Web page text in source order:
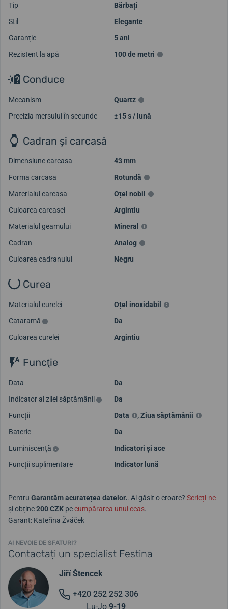
Tip
Bărbați
Stil
Elegante
Garanție
5 ani
Rezistent la apă
100 de metri
Conduce
Mecanism
Quartz
Precizia mersului în secunde
±15 s / lună
Cadran și carcasă
Dimensiune carcasa
43 mm
Forma carcasa
Rotundă
Materialul carcasa
Oțel nobil
Culoarea carcasei
Argintiu
Materialul geamului
Mineral
Cadran
Analog
Culoarea cadranului
Negru
Curea
Materialul curelei
Oțel inoxidabil
Cataramă
Da
Culoarea curelei
Argintiu
Funcţie
Data
Da
Indicator al zilei săptămânii
Da
Funcții
Data ,Ziua săptămânii
Baterie
Da
Luminiscență
Indicatori și ace
Funcții suplimentare
Indicator lună
Pentru Garantăm acuratețea datelor.. Ai găsit o eroare? Scrieți-ne
și obține200 CZK pecumpărarea unui ceas.
Garant: Kateřina Žváček
AI NEVOIE DE SFATURI?
Contactați un specialist Festina
Jiří Štencek
+420 252 252 306
Lu-Jo 9-19